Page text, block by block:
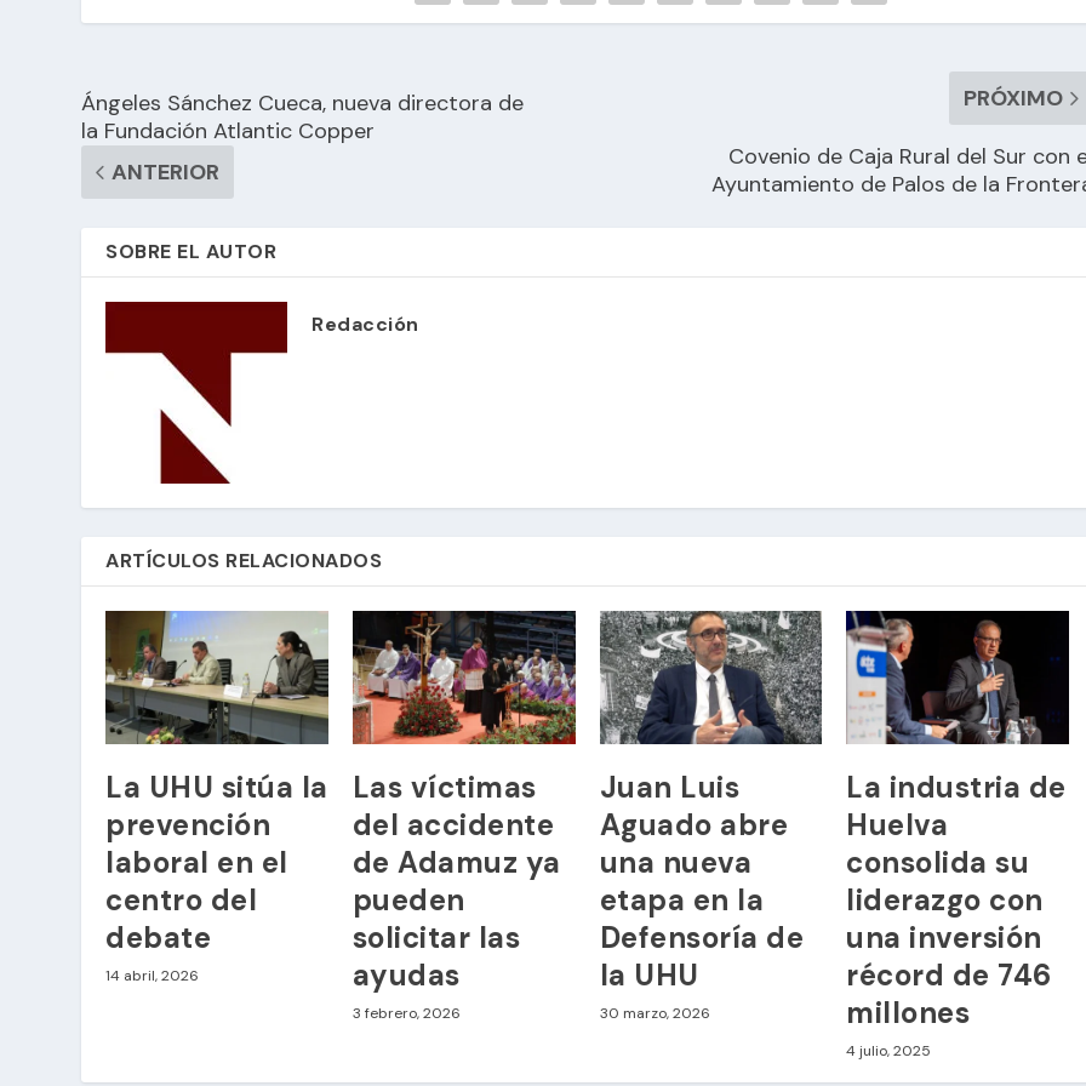
Ángeles Sánchez Cueca, nueva directora de
la Fundación Atlantic Copper
ANTERIOR
PRÓXIMO
Covenio de Caja Rural del Sur con
Ayuntamiento de Palos de la
SOBRE EL AUTOR
Redacción
ARTÍCULOS RELACIONADOS
La UHU sitúa la
prevención
laboral en el
centro del
debate
14 abril, 2026
Las víctimas
del accidente
de Adamuz ya
pueden
solicitar las
ayudas
3 febrero, 2026
Juan Luis
Aguado abre
una nueva
etapa en la
Defensoría de
la UHU
30 marzo, 2026
La industria de
Huelva
consolida su
liderazgo con
una inversión
récord de 746
millones
4 julio, 2025